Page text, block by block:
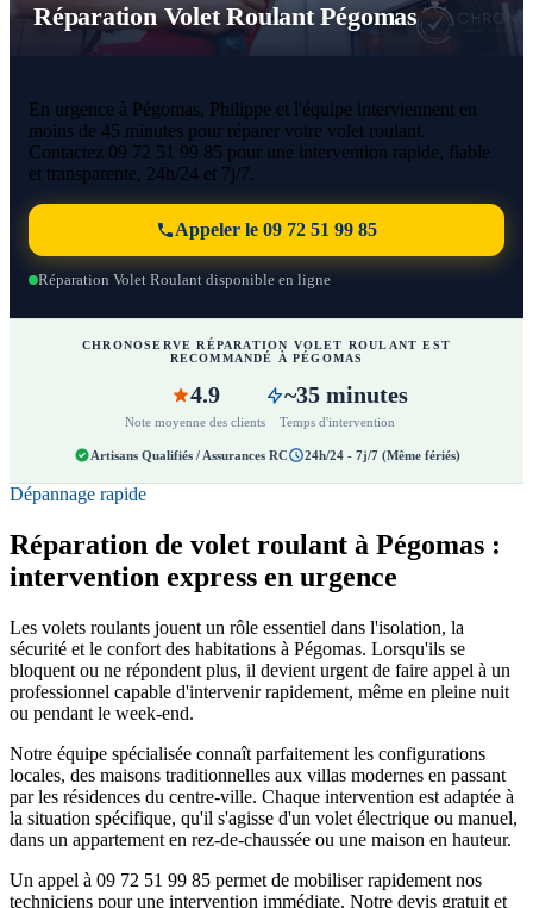
Réparation Volet Roulant Pégomas
En urgence à Pégomas, Philippe et l'équipe interviennent en
moins de 45 minutes pour réparer votre volet roulant.
Contactez 09 72 51 99 85 pour une intervention rapide, fiable
et transparente, 24h/24 et 7j/7.
Appeler le 09 72 51 99 85
Réparation Volet Roulant disponible en ligne
CHRONOSERVE RÉPARATION VOLET ROULANT EST
RECOMMANDÉ À PÉGOMAS
4.9
Note moyenne des clients
~35 minutes
Temps d'intervention
Artisans Qualifiés / Assurances RC 24h/24 - 7j/7 (Même fériés)
Dépannage rapide
Réparation de volet roulant à Pégomas :
intervention express en urgence
Les volets roulants jouent un rôle essentiel dans l'isolation, la
sécurité et le confort des habitations à Pégomas. Lorsqu'ils se
bloquent ou ne répondent plus, il devient urgent de faire appel à un
professionnel capable d'intervenir rapidement, même en pleine nuit
ou pendant le week-end.
Notre équipe spécialisée connaît parfaitement les configurations
locales, des maisons traditionnelles aux villas modernes en passant
par les résidences du centre-ville. Chaque intervention est adaptée à
la situation spécifique, qu'il s'agisse d'un volet électrique ou manuel,
dans un appartement en rez-de-chaussée ou une maison en hauteur.
Un appel à 09 72 51 99 85 permet de mobiliser rapidement nos
techniciens pour une intervention immédiate. Notre devis gratuit et